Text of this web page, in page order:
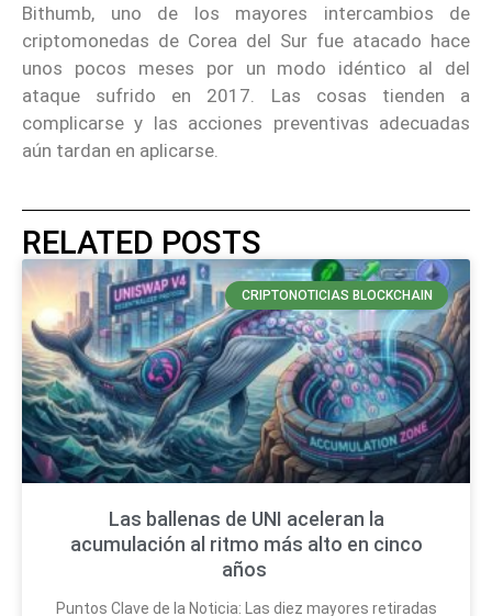
Bithumb, uno de los mayores intercambios de
criptomonedas de Corea del Sur fue atacado hace
unos pocos meses por un modo idéntico al del
ataque sufrido en 2017. Las cosas tienden a
complicarse y las acciones preventivas adecuadas
aún tardan en aplicarse.
RELATED POSTS
CRIPTONOTICIAS BLOCKCHAIN
Las ballenas de UNI aceleran la
acumulación al ritmo más alto en cinco
años
Puntos Clave de la Noticia: Las diez mayores retiradas